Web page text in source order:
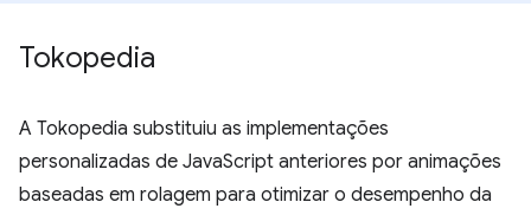
Tokopedia
A Tokopedia substituiu as implementações
personalizadas de JavaScript anteriores por animações
baseadas em rolagem para otimizar o desempenho da